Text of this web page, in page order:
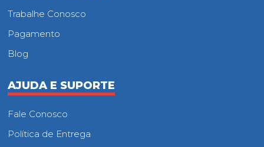
Trabalhe Conosco
Pagamento
Blog
AJUDA E SUPORTE
Fale Conosco
Política de Entrega